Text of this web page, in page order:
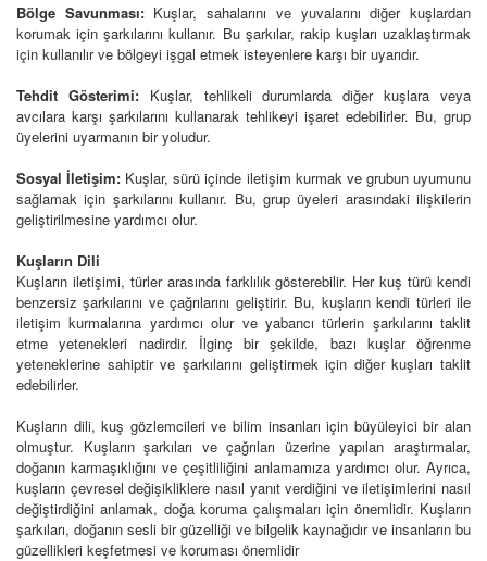
Bölge Savunması:Kuşlar, sahalarını ve yuvalarını diğer kuşlardan
korumak için şarkılarını kullanır. Bu şarkılar, rakip kuşları uzaklaştırmak
için kullanılır ve bölgeyi işgal etmek isteyenlere karşı bir uyarıdır.
Tehdit Gösterimi:Kuşlar, tehlikeli durumlarda diğer kuşlara veya
avcılara karşı şarkılarını kullanarak tehlikeyi işaret edebilirler. Bu, grup
üyelerini uyarmanın bir yoludur.
Sosyal İletişim: Kuşlar, sürü içinde iletişim kurmak ve grubun uyumunu
sağlamak için şarkılarını kullanır. Bu, grup üyeleri arasındaki ilişkilerin
geliştirilmesine yardımcı olur.
Kuşların Dili
Kuşların iletişimi, türler arasında farklılık gösterebilir. Her kuş türü kendi
benzersiz şarkılarını ve çağrılarını geliştirir. Bu, kuşların kendi türleri ile
iletişim kurmalarına yardımcı olur ve yabancı türlerin şarkılarını taklit
etme yetenekleri nadirdir. İlginç bir şekilde, bazı kuşlar öğrenme
yeteneklerine sahiptir ve şarkılarını geliştirmek için diğer kuşları taklit
edebilirler.
Kuşların dili, kuş gözlemcileri ve bilim insanları için büyüleyici bir alan
olmuştur. Kuşların şarkıları ve çağrıları üzerine yapılan araştırmalar,
doğanın karmaşıklığını ve çeşitliliğini anlamamıza yardımcı olur. Ayrıca,
kuşların çevresel değişikliklere nasıl yanıt verdiğini ve iletişimlerini nasıl
değiştirdiğini anlamak, doğa koruma çalışmaları için önemlidir. Kuşların
şarkıları, doğanın sesli bir güzelliği ve bilgelik kaynağıdır ve insanların bu
güzellikleri keşfetmesi ve koruması önemlidir